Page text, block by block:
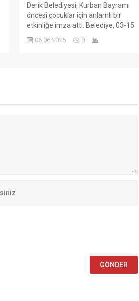
Derik Belediyesi, Kurban Bayramı
öncesi çocuklar için anlamlı bir
etkinliğe imza attı. Belediye, 03-15
ederek bayrama hazırladı.
06.06.2025 0